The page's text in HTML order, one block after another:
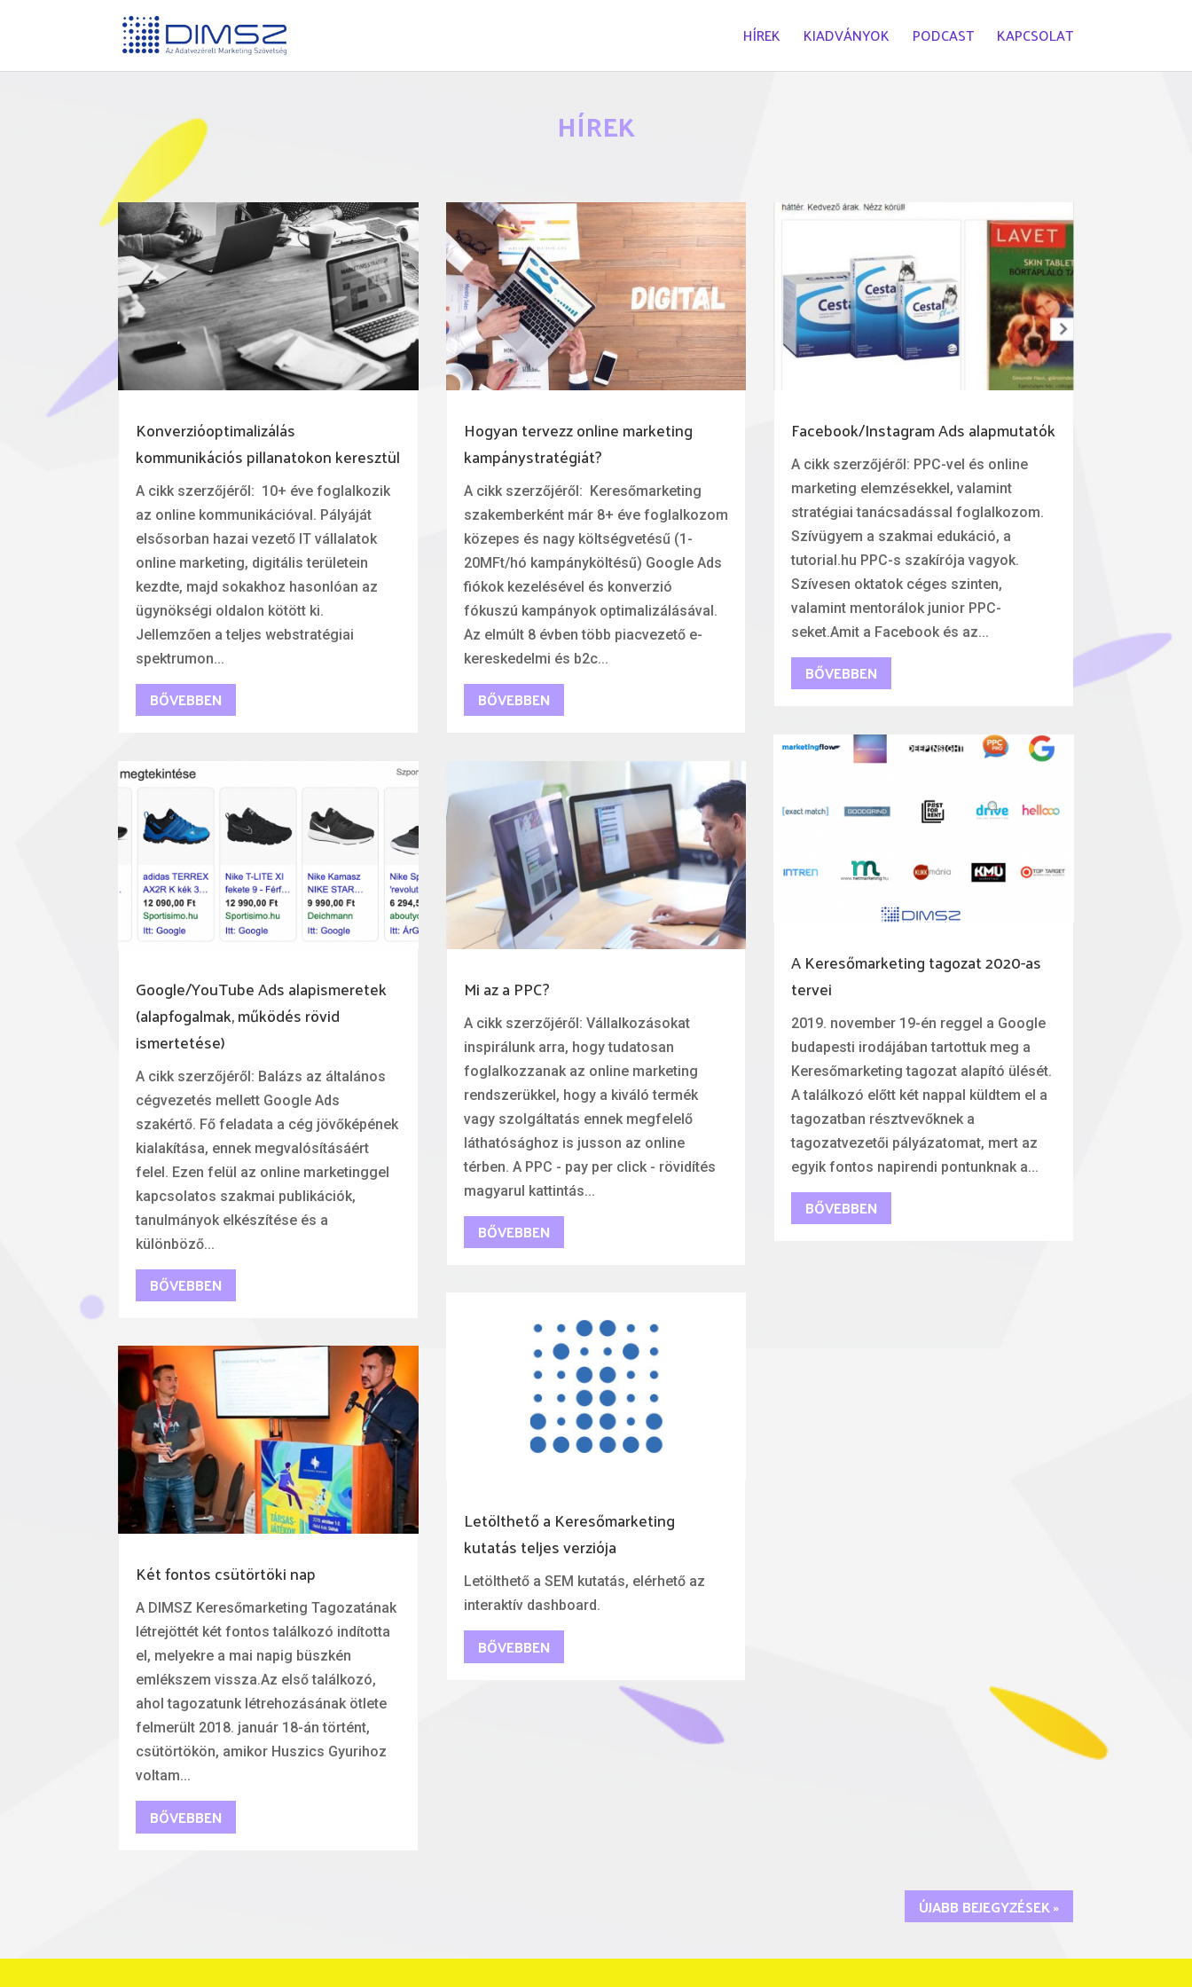
HÍREK KIADVÁNYOK PODCAST KAPCSOLAT
HÍREK
Konverzióoptimalizálás
kommunikációs pillanatokon keresztül
A cikk szerzőjéről: 10+ éve foglalkozik
az online kommunikációval. Pályáját
elsősorban hazai vezető IT vállalatok
online marketing, digitális területein
kezdte, majd sokakhoz hasonlóan az
ügynökségi oldalon kötött ki.
Jellemzően a teljes webstratégiai
spektrumon...
BŐVEBBEN
Google/YouTube Ads alapismeretek
(alapfogalmak, működés rövid
ismertetése)
A cikk szerzőjéről: Balázs az általános
cégvezetés mellett Google Ads
szakértő. Fő feladata a cég jövőképének
kialakítása, ennek megvalósításáért
felel. Ezen felül az online marketinggel
kapcsolatos szakmai publikációk,
tanulmányok elkészítése és a
különböző...
BŐVEBBEN
Két fontos csütörtöki nap
A DIMSZ Keresőmarketing Tagozatának
létrejöttét két fontos találkozó indította
el, melyekre a mai napig büszkén
emlékszem vissza.Az első találkozó,
ahol tagozatunk létrehozásának ötlete
felmerült 2018. január 18-án történt,
csütörtökön, amikor Huszics Gyurihoz
voltam...
BŐVEBBEN
Hogyan tervezz online marketing
kampánystratégiát?
A cikk szerzőjéről: Keresőmarketing
szakemberként már 8+ éve foglalkozom
közepes és nagy költségvetésű (1-
20MFt/hó kampányköltésű) Google Ads
fiókok kezelésével és konverzió
fókuszú kampányok optimalizálásával.
Az elmúlt 8 évben több piacvezető e-
kereskedelmi és b2c...
BŐVEBBEN
Mi az a PPC?
A cikk szerzőjéről: Vállalkozásokat
inspirálunk arra, hogy tudatosan
foglalkozzanak az online marketing
rendszerükkel, hogy a kiváló termék
vagy szolgáltatás ennek megfelelő
láthatósághoz is jusson az online
térben. A PPC - pay per click - rövidítés
magyarul kattintás...
BŐVEBBEN
Letölthető a Keresőmarketing
kutatás teljes verziója
Letölthető a SEM kutatás, elérhető az
interaktív dashboard.
BŐVEBBEN
Facebook/Instagram Ads alapmutatók
A cikk szerzőjéről: PPC-vel és online
marketing elemzésekkel, valamint
stratégiai tanácsadással foglalkozom.
Szívügyem a szakmai edukáció, a
tutorial.hu PPC-s szakírója vagyok.
Szívesen oktatok céges szinten,
valamint mentorálok junior PPC-
seket.Amit a Facebook és az...
BŐVEBBEN
A Keresőmarketing tagozat 2020-as
tervei
2019. november 19-én reggel a Google
budapesti irodájában tartottuk meg a
Keresőmarketing tagozat alapító ülését.
A találkozó előtt két nappal küldtem el a
tagozatban résztvevőknek a
tagozatvezetői pályázatomat, mert az
egyik fontos napirendi pontunknak a...
BŐVEBBEN
ÚJABB BEJEGYZÉSEK »